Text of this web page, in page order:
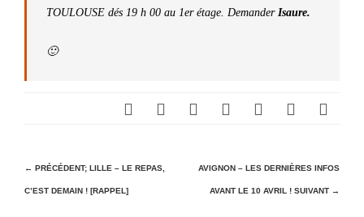
TOULOUSE dés 19 h 00 au 1er étage. Demander Isaure.
🙂
N
a
← PRÉCÉDENT; LILLE – LE REPAS,
C’EST DEMAIN ! [RAPPEL]
AVIGNON – LES DERNIÈRES INFOS
AVANT LE 10 AVRIL ! SUIVANT →